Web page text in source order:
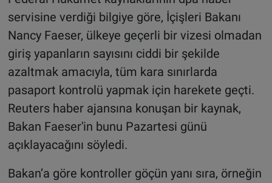
servisine verdiği bilgiye göre, İçişleri Bakanı
Nancy Faeser, ülkeye geçerli bir vizesi olmadan
giriş yapanların sayısını ciddi bir şekilde
azaltmak amacıyla, tüm kara sınırlarda
pasaport kontrolü yapmak için harekete geçti.
Reuters haber ajansına konuşan bir kaynak,
Bakan Faeser'in bunu Pazartesi günü
açıklayacağını söyledi.
Bakan’a göre kontroller göçün yanı sıra, örneğin